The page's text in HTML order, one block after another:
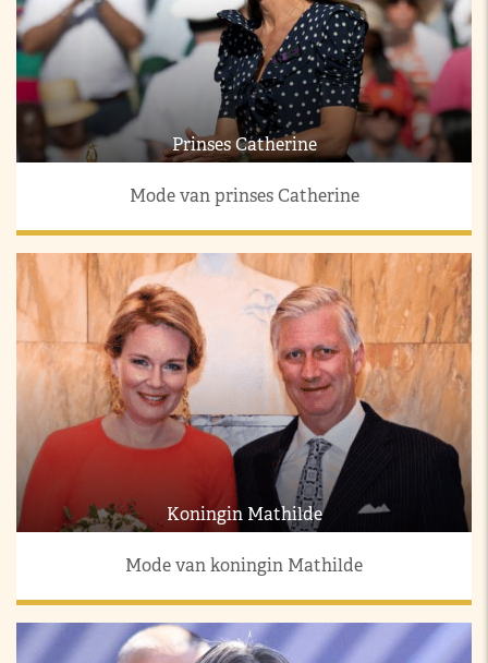
Prinses Catherine
Mode van prinses Catherine
Koningin Mathilde
Mode van koningin Mathilde